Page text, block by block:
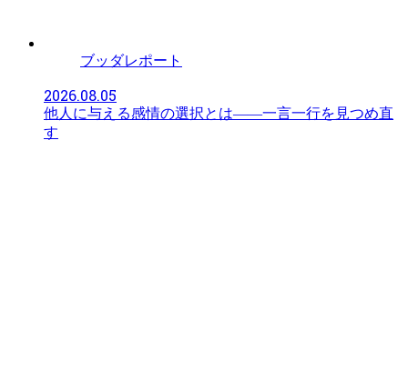
ブッダレポート
2026.08.05
他人に与える感情の選択とは――一言一行を見つめ直
す